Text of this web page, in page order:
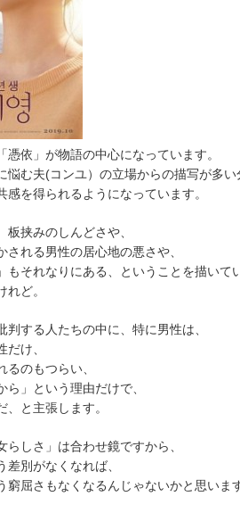
憑依」が物語の中心になっています。
悩む夫(コンユ）の立場からの描写が多い
感を得られるようになっています。
板挟みのしんどさや、
される男性の居心地の悪さや、
もそれなりにある、ということを描いて
れど。
判する人たちの中に、特に男性は、
け、
るのもつらい、
ら」という理由だけで、
、と主張します。
らしさ」は合わせ鏡ですから、
差別がなくなれば、
窮屈さもなくなるんじゃないかと思いま